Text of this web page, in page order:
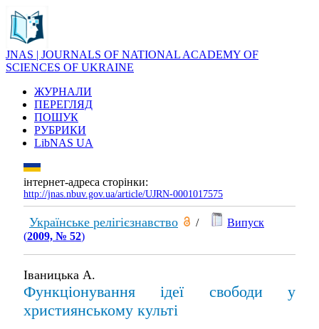
JNAS | JOURNALS OF NATIONAL ACADEMY OF
SCIENCES OF UKRAINE
ЖУРНАЛИ
ПЕРЕГЛЯД
ПОШУК
РУБРИКИ
LibNAS UA
інтернет-адреса сторінки:
http://jnas.nbuv.gov.ua/article/UJRN-0001017575
Українське релігієзнавство /
Випуск
(2009, № 52)
Іваницька А.
Функціонування ідеї свободи у
християнському культі